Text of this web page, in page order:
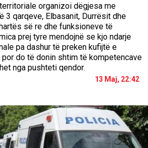
organizoi dëgjesa me
3 qarqeve, Elbasanit, Durrësit dhe
së re dhe funksioneve të
prej tyre mendojnë se kjo ndarje
pa dashur të preken kufijtë e
do të donin shtim të kompetencave
nga pushteti qendor.
13 Maj, 22:42